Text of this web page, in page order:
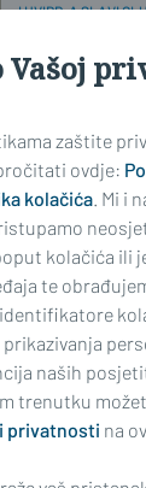
I HVIDR-A SLAVI
je najteže'
OSNIVAČ IM JE
U 17
projekt
Pritužbe
Vašoj
zaštite
ovdje:
kolačića. Mi i
kolačića ili
te
naših
trenutku
privatnosti na